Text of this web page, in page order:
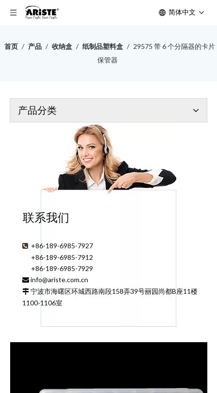
简体中文
首页 / 产品 / 收纳盒 / 纸制品塑料盒 / 29575 带 6 个分隔器的卡片
保管器
产品分类
联系我们
 +86-189-6985-7927
+86-189-6985-7912
+86-189-6985-7929
 info@ariste.com.cn
 宁波市海曙区环城西路南段158弄39号丽园尚都B座11楼
1100-1106室